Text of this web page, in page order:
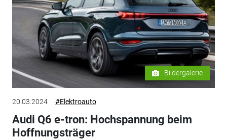
Bildergalerie
20.03.2024 #Elektroauto
Audi Q6 e-tron: Hochspannung beim
Hoffnungsträger